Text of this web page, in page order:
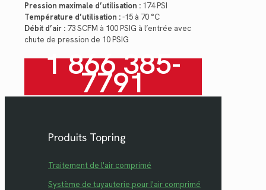
Pression maximale d’utilisation : 174 PSI
Température d’utilisation :-15 à 70 °C
Débit d’air : 73 SCFM à 100 PSIG à l’entrée avec
chute de pression de 10 PSIG
1 866 385-
7791
Produits Topring
Traitement de l'air comprimé
Système de tuyauterie pour l'air comprimé